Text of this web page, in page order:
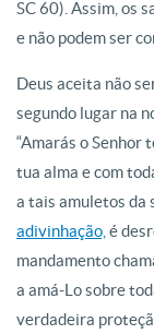
SC 60). Assim, os
e não podem ser
Deus aceita não
segundo lugar na
“Amarás o Senhor
tua alma e com
a tais amuletos da
adivinhação, é
mandamento
a amá-Lo sobre
verdadeira